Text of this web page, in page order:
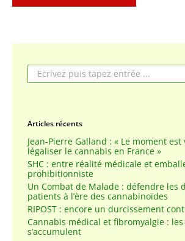
Search:
Articles récents
Jean-Pierre Galland : « Le moment est
légaliser le cannabis en France »
SHC : entre réalité médicale et
prohibitionniste
Un Combat de Malade : défendre les
patients à l’ère des cannabinoïdes
RIPOST : encore un durcissement
Cannabis médical et fibromyalgie :
s’accumulent